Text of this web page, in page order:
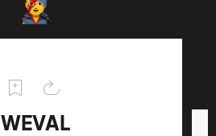
WEVAL